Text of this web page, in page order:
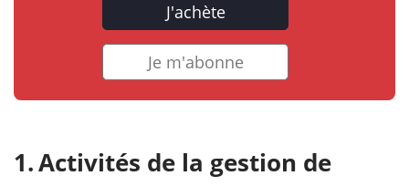
J'achète
Je m'abonne
Activités de la gestion de